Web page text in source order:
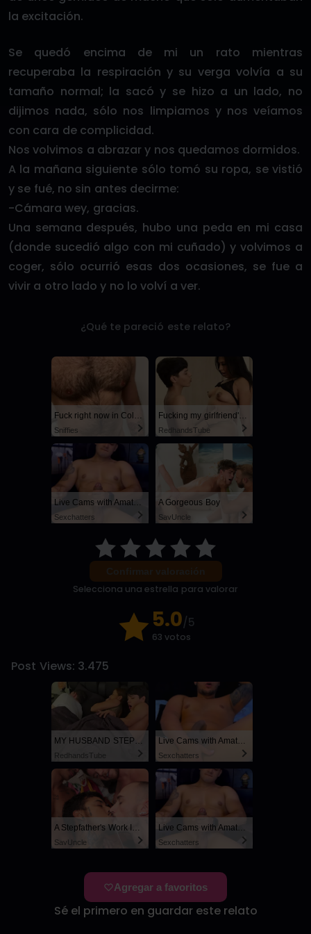
la excitación.
Se quedó encima de mi un rato mientras
recuperaba la respiración y su verga volvía a su
tamaño normal; la sacó y se hizo a un lado, no
dijimos nada, sólo nos limpiamos y nos veíamos
con cara de complicidad.
Nos volvimos a abrazar y nos quedamos dormidos.
A la mañana siguiente sólo tomó su ropa, se vistió
y se fué, no sin antes decirme:
-Cámara wey, gracias.
Una semana después, hubo una peda en mi casa
(donde sucedió algo con mi cuñado) y volvimos a
coger, sólo ocurrió esas dos ocasiones, se fue a
vivir a otro lado y no lo volví a ver.
¿Qué te pareció este relato?
Sniffies
Fucking my girlfriend's hot mommy by mistake
RedhandsTube
Live Cams with Amateur Men
Sexchatters
A Gorgeous Boy
SayUncle
Selecciona una estrella para valorar
5.0/5
63 votos
Post Views: 3.475
MY HUSBAND STEPSON MISTAKENLY GIVES ME IN THE ASS
RedhandsTube
Live Cams with Amateur Men
Sexchatters
A Stepfather's Work Is Never Done
SayUncle
Live Cams with Amateur Men
Sexchatters
Agregar a favoritos
Sé el primero en guardar este relato